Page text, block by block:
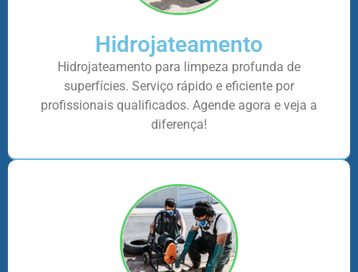
Hidrojateamento
Hidrojateamento para limpeza profunda de
superfícies. Serviço rápido e eficiente por
profissionais qualificados. Agende agora e veja a
diferença!